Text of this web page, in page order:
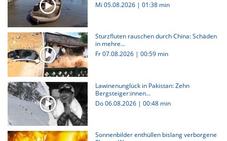
Mi 05.08.2026 | 01:38 min
Sturzfluten rauschen durch China: Schäden
in mehre...
Fr 07.08.2026 | 00:59 min
Lawinenunglück in Pakistan: Zehn
Bergsteiger:innen...
Do 06.08.2026 | 00:48 min
Sonnenbilder enthüllen bislang verborgene